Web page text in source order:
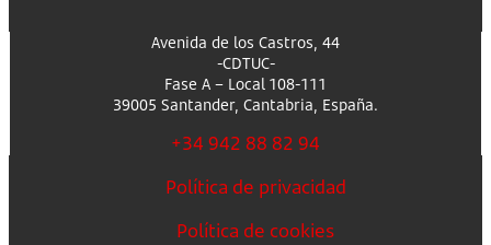
Avenida de los Castros, 44
-CDTUC-
Fase A – Local 108-111
39005 Santander, Cantabria, España.
+34 942 88 82 94
Política de privacidad
Política de cookies